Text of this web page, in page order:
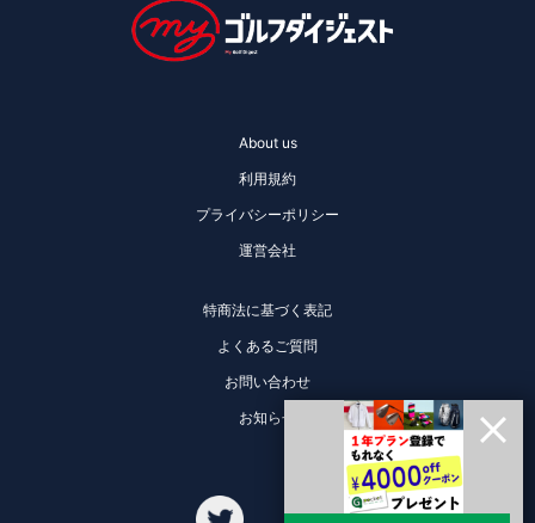
About us
利用規約
プライバシーポリシー
運営会社
特商法に基づく表記
よくあるご質問
お問い合わせ
お知らせ